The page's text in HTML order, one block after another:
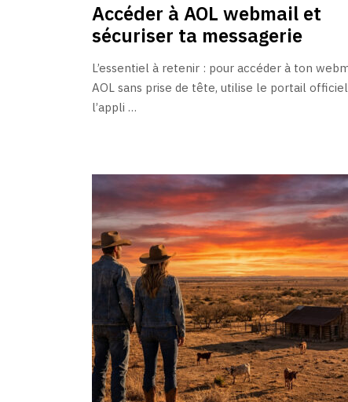
Accéder à AOL webmail et
sécuriser ta messagerie
L’essentiel à retenir : pour accéder à ton
AOL sans prise de tête, utilise le portail
l’appli …